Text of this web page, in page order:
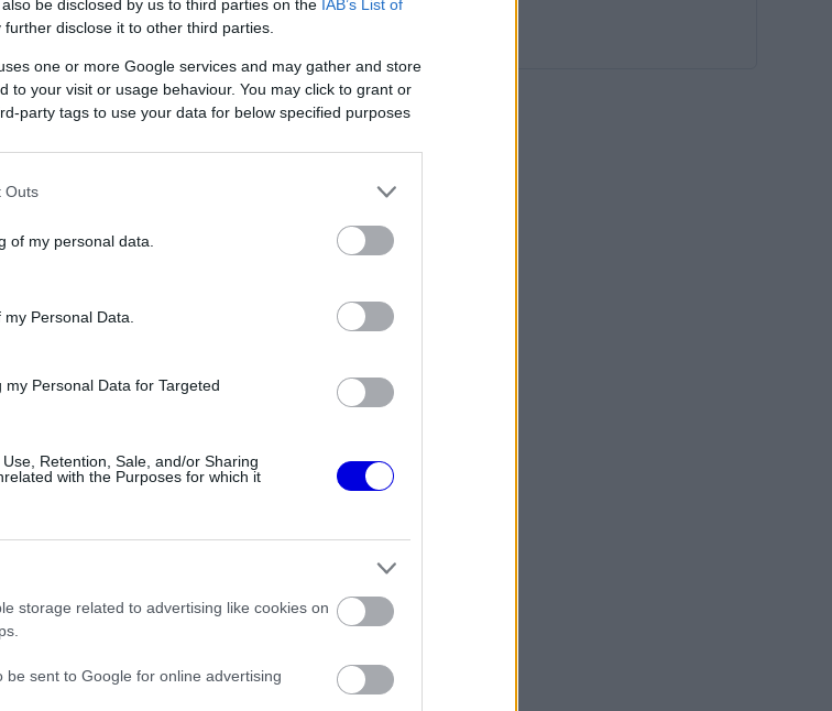
be disclosed by us to third parties on the IAB’s List of
further disclose it to other third parties.
one or more Google services and may gather and store
to your visit or usage behaviour. You may click to grant or
party tags to use your data for below specified purposes
Outs
of my personal data.
Personal Data.
Personal Data for Targeted
Retention, Sale, and/or Sharing
with the Purposes for which it
storage related to advertising like cookies on
be sent to Google for online advertising
azt hitte, hogy minden rendben